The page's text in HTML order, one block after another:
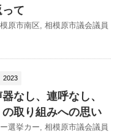
て
原市南区, 相模原市議会議員
2023
なし、連呼なし、
取り組みへの思い
ー選挙カー, 相模原市議会議員